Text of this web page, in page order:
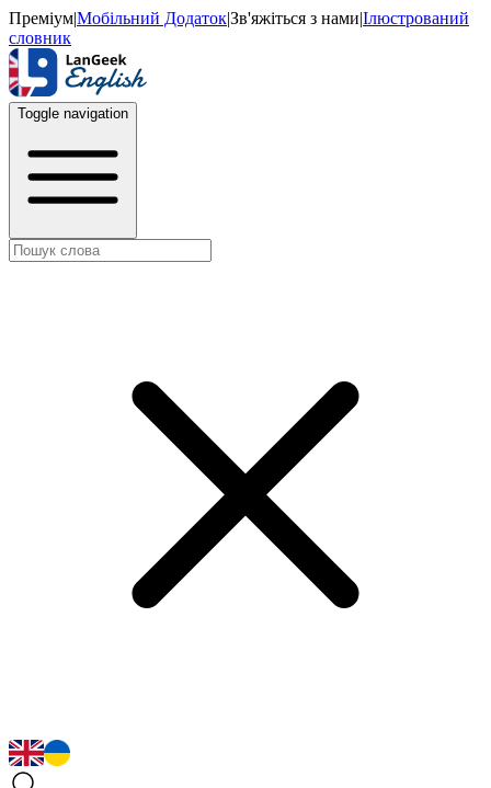
Преміум|Мобільний Додаток|Зв'яжіться з нами|Ілюстрований
словник
Toggle navigation